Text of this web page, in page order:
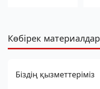
Көбірек материалдар
Біздің қызметтеріміз